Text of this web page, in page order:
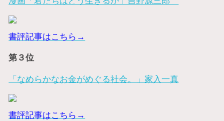
書評記事はこちら→
第３位
「なめらかなお金がめぐる社会。」家入一真
書評記事はこちら→